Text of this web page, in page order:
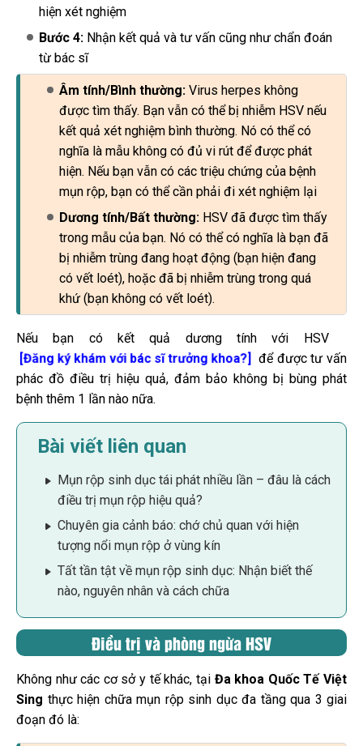
hiện xét nghiệm
Bước 4: Nhận kết quả và tư vấn cũng như chẩn đoán
từ bác sĩ
Âm tính/Bình thường: Virus herpes không
được tìm thấy. Bạn vẫn có thể bị nhiễm HSV nếu
kết quả xét nghiệm bình thường. Nó có thể có
nghĩa là mẫu không có đủ vi rút để được phát
hiện. Nếu bạn vẫn có các triệu chứng của bệnh
mụn rộp, bạn có thể cần phải đi xét nghiệm lại
Dương tính/Bất thường: HSV đã được tìm thấy
trong mẫu của bạn. Nó có thể có nghĩa là bạn đã
bị nhiễm trùng đang hoạt động (bạn hiện đang
có vết loét), hoặc đã bị nhiễm trùng trong quá
khứ (bạn không có vết loét).
Nếu bạn có kết quả dương tính với HSV
[Đăng ký khám với bác sĩ trưởng khoa?] để được tư vấn
phác đồ điều trị hiệu quả, đảm bảo không bị bùng phát
bệnh thêm 1 lần nào nữa.
Bài viết liên quan
Mụn rộp sinh dục tái phát nhiều lần – đâu là cách
điều trị mụn rộp hiệu quả?
Chuyên gia cảnh báo: chớ chủ quan với hiện
tượng nổi mụn rộp ở vùng kín
Tất tần tật về mụn rộp sinh dục: Nhận biết thế
nào, nguyên nhân và cách chữa
Điều trị và phòng ngừa HSV
Không như các cơ sở y tế khác, tại Đa khoa Quốc Tế Việt
Sing thực hiện chữa mụn rộp sinh dục đa tầng qua 3 giai
đoạn đó là: